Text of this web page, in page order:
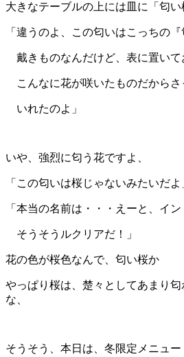
大きなテーブルの上には皿に「匂い
「違うのよ、この匂いはこっちの『
戴きものなんだけど、表に置いて
こんなに花が咲いたものだからさ
いれたのよ」
いや、強烈に匂う花ですよ、
「この匂いは桜じゃないみたいだよ
「本当の名前は・・・えーと、イ
そうそうルクリアだ！」
花の色が桜色なんで、匂い桜か
やっぱり桜は、楚々としてあまり
な、
そうそう、本日は、冬限定メニュ